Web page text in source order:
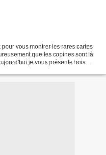
vous montrer les rares cartes
que les copines sont là
je vous présente trois